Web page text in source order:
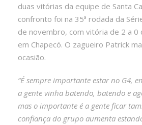
duas vitórias da equipe de Santa
confronto foi na 35ª rodada da
de novembro, com vitória de 2 a 0
em Chapecó. O zagueiro Patrick
ocasião.
“É sempre importante estar no G4,
a gente vinha batendo, batendo e
mas o importante é a gente ficar
confiança do grupo aumenta